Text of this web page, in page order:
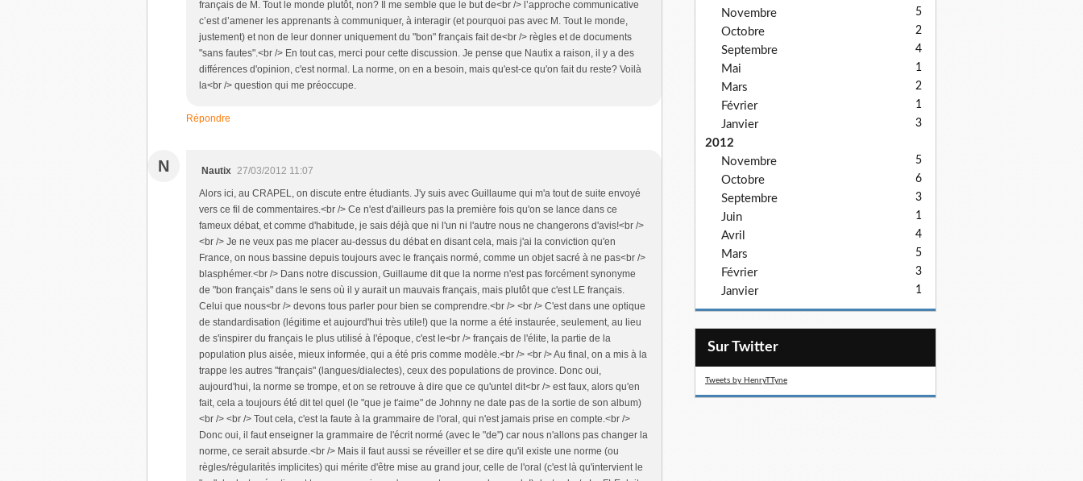
français de M. Tout le monde plutôt, non? Il me semble que le but de<br /> l’approche communicative
c’est d’amener les apprenants à communiquer, à interagir (et pourquoi pas avec M. Tout le monde,
justement) et non de leur donner uniquement du "bon" français fait de<br /> règles et de documents
"sans fautes".<br /> En tout cas, merci pour cette discussion. Je pense que Nautix a raison, il y a des
différences d'opinion, c'est normal. La norme, on en a besoin, mais qu'est-ce qu'on fait du reste? Voilà
la<br /> question qui me préoccupe.
Répondre
N Nautix 27/03/2012 11:07
Alors ici, au CRAPEL, on discute entre étudiants. J'y suis avec Guillaume qui m'a tout de suite envoyé
vers ce fil de commentaires.<br /> Ce n'est d'ailleurs pas la première fois qu'on se lance dans ce
fameux débat, et comme d'habitude, je sais déjà que ni l'un ni l'autre nous ne changerons d'avis!<br />
<br /> Je ne veux pas me placer au-dessus du débat en disant cela, mais j'ai la conviction qu'en
France, on nous bassine depuis toujours avec le français normé, comme un objet sacré à ne pas<br />
blasphémer.<br /> Dans notre discussion, Guillaume dit que la norme n'est pas forcément synonyme
de "bon français" dans le sens où il y aurait un mauvais français, mais plutôt que c'est LE français.
Celui que nous<br /> devons tous parler pour bien se comprendre.<br /> <br /> C'est dans une optique
de standardisation (légitime et aujourd'hui très utile!) que la norme a été instaurée, seulement, au lieu
de s'inspirer du français le plus utilisé à l'époque, c'est le<br /> français de l'élite, la partie de la
population plus aisée, mieux informée, qui a été pris comme modèle.<br /> <br /> Au final, on a mis à la
trappe les autres "français" (langues/dialectes), ceux des populations de province. Donc oui,
aujourd'hui, la norme se trompe, et on se retrouve à dire que ce qu'untel dit<br /> est faux, alors qu'en
fait, cela a toujours été dit tel quel (le "que je t'aime" de Johnny ne date pas de la sortie de son album)
<br /> <br /> Tout cela, c'est la faute à la grammaire de l'oral, qui n'est jamais prise en compte.<br />
Donc oui, il faut enseigner la grammaire de l'écrit normé (avec le "de") car nous n'allons pas changer la
norme, ce serait absurde.<br /> Mais il faut aussi se réveiller et se dire qu'il existe une norme (ou
règles/régularités implicites) qui mérite d'être mise au grand jour, celle de l'oral (c'est là qu'intervient le
Novembre
5
Octobre 2
Septembre 4
Mai 1
Mars 2
Février 1
Janvier 3
2012
Novembre
5
Octobre 6
Septembre 3
Juin 1
Avril 4
Mars 5
Février 3
Janvier 1
Sur Twitter
Tweets by HenryTTyne